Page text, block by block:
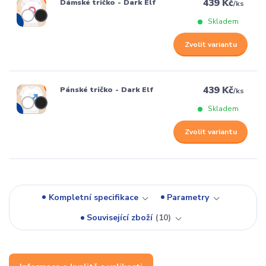
Dámské tričko - Dark Elf 439 Kč/ks
Skladem
Zvolit variantu
Pánské tričko - Dark Elf 439 Kč/ks
Skladem
Zvolit variantu
Kompletní specifikace
Parametry
Související zboží
10